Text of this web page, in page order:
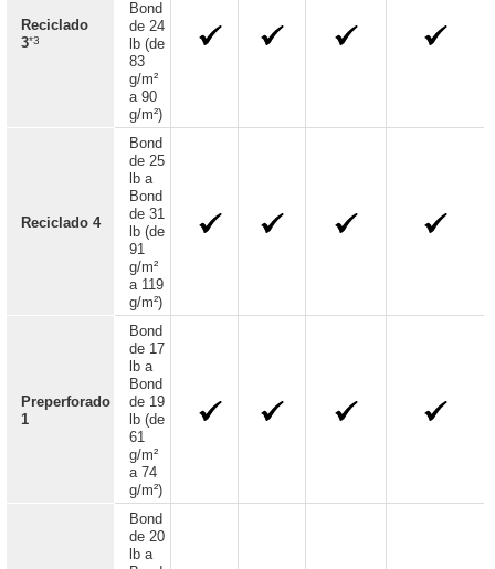
Reciclado
3*3
Bond
de 24
lb (de
83
g/m²
a 90
g/m²)
Reciclado 4
Bond
de 25
lb a
Bond
de 31
lb (de
91
g/m²
a 119
g/m²)
Preperforado
1
Bond
de 17
lb a
Bond
de 19
lb (de
61
g/m²
a 74
g/m²)
Bond
de 20
lb a